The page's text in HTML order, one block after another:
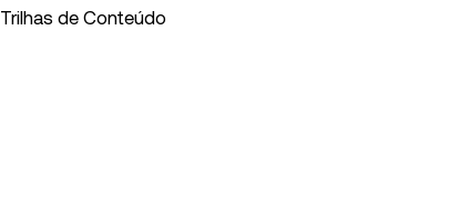
Trilhas de Conteúdo